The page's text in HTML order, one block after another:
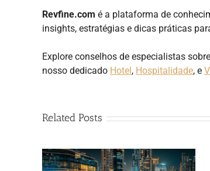
Revfine.com é a plataforma de
insights, estratégias e dicas práticas
Explore conselhos de especialistas
nosso dedicado Hotel , Hospitalidade, e
Related Posts